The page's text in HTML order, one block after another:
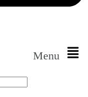
Menu